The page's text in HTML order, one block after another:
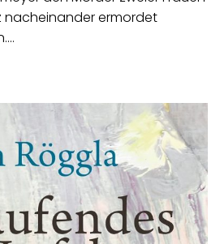
nacheinander ermordet